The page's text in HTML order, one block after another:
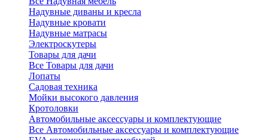
Надувные диваны и кресла
Надувные кровати
Надувные матрасы
Электроскутеры
Товары для дачи
Все Товары для дачи
Лопаты
Садовая техника
Мойки высокого давления
Кротоловки
Автомобильные аксессуары и комплектующие
Все Автомобильные аксессуары и комплектующие